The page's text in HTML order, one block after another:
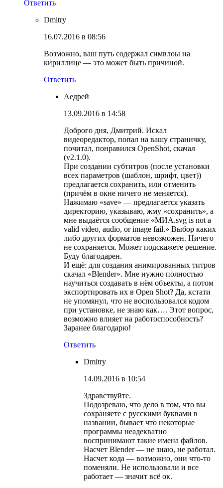
Ответить
Dmitry
16.07.2016 в 08:56
Возможно, ваш путь содержал симвлоы на
кириллице — это может быть причиной.
Ответить
Аедрей
13.09.2016 в 14:58
Доброго дня, Дмитрий. Искал
видеоредактор, попал на вашу страничку,
почитал, понравился OpenShot, скачал
(v2.1.0).
При создании субтитров (после установки
всех параметров (шаблон, шрифт, цвет))
предлагается сохранить, или отменить
(причём в окне ничего не меняется).
Нажимаю «save» — предлагается указать
директорию, указываю, жму «сохранить», а
мне выдаётся сообщение «МИА.svg is not a
valid video, audio, or image fail.» Выбор каких
либо других форматов невозможен. Ничего
не сохраняется. Может подскажете решение.
Буду благодарен.
И ещё: для создания анимированных титров
скачал «Blender». Мне нужно полностью
научиться создавать в нём объекты, а потом
экспортировать их в Open Shot? Да, кстати
не упомянул, что не воспользовался кодом
при установке, не знаю как…. Этот вопрос,
возможно влияет на работоспособность?
Заранее благодарю!
Ответить
Dmitry
14.09.2016 в 10:54
Здравствуйте.
Подозреваю, что дело в том, что вы
сохраняете с русскими буквами в
названии, бывает что некоторые
программы неадекватно
воспринимают такие имена файлов.
Насчет Blender — не знаю, не работал.
Насчет кода — возможно, они что-то
поменяли. Не использовали и все
работает — значит всё ок.